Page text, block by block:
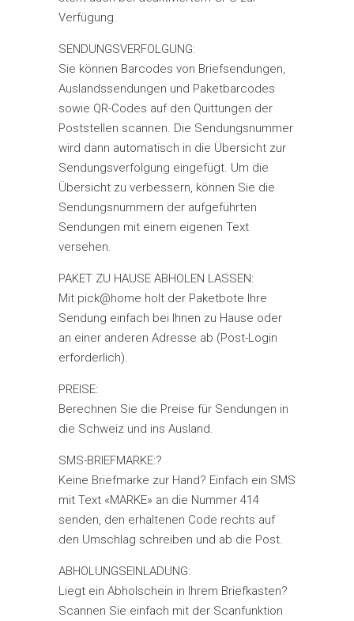
Verfügung.
SENDUNGSVERFOLGUNG:
Sie können Barcodes von Briefsendungen,
Auslandssendungen und Paketbarcodes
sowie QR-Codes auf den Quittungen der
Poststellen scannen. Die Sendungsnummer
wird dann automatisch in die Übersicht zur
Sendungsverfolgung eingefügt. Um die
Übersicht zu verbessern, können Sie die
Sendungsnummern der aufgeführten
Sendungen mit einem eigenen Text
versehen.
PAKET ZU HAUSE ABHOLEN LASSEN:
Mit pick@home holt der Paketbote Ihre
Sendung einfach bei Ihnen zu Hause oder
an einer anderen Adresse ab (Post-Login
erforderlich).
PREISE:
Berechnen Sie die Preise für Sendungen in
die Schweiz und ins Ausland.
SMS-BRIEFMARKE:?
Keine Briefmarke zur Hand? Einfach ein SMS
mit Text «MARKE» an die Nummer 414
senden, den erhaltenen Code rechts auf
den Umschlag schreiben und ab die Post.
ABHOLUNGSEINLADUNG:
Liegt ein Abholschein in Ihrem Briefkasten?
Scannen Sie einfach mit der Scanfunktion